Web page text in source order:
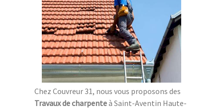
Chez Couvreur 31, nous vous proposons des
Travaux de charpenteà Saint-Aventin Haute-